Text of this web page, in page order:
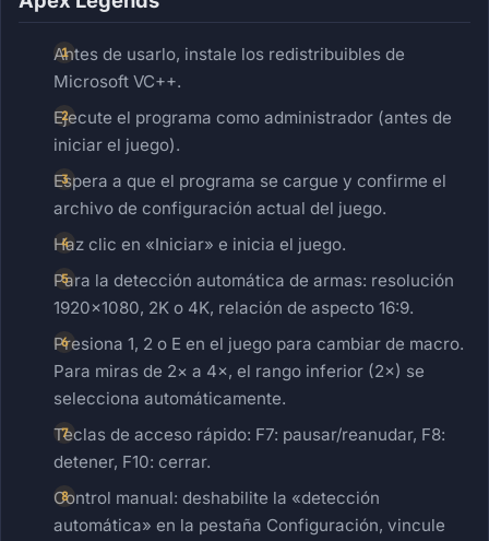
Antes de usarlo, instale los redistribuibles de
Microsoft VC++.
Ejecute el programa como administrador (antes de
iniciar el juego).
Espera a que el programa se cargue y confirme el
archivo de configuración actual del juego.
Haz clic en «Iniciar» e inicia el juego.
Para la detección automática de armas: resolución
1920×1080, 2K o 4K, relación de aspecto 16:9.
Presiona 1, 2 o E en el juego para cambiar de macro.
Para miras de 2× a 4×, el rango inferior (2×) se
selecciona automáticamente.
Teclas de acceso rápido: F7: pausar/reanudar, F8:
detener, F10: cerrar.
Control manual: deshabilite la «detección
automática» en la pestaña Configuración, vincule